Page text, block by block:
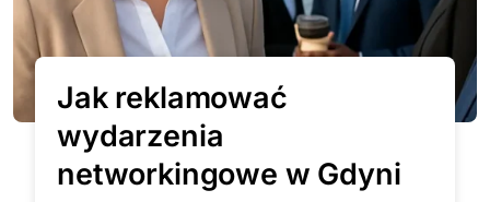
Jak reklamować
wydarzenia
networkingowe w Gdyni